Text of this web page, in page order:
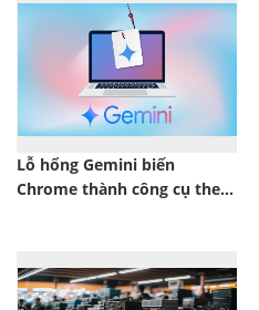
Lỗ hổng Gemini biến
Chrome thành công cụ theo